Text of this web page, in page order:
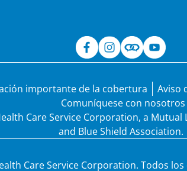
importante de la cobertura Aviso
Comuníquese con nosotros
Care Service Corporation, a
and Blue Shield Association.
Care Service Corporation. Todos